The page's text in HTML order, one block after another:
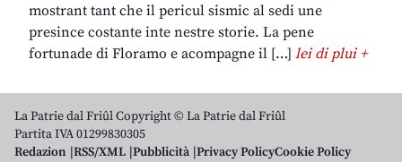
mostrant tant che il pericul sismic al sedi une
presince costante inte nestre storie. La pene
fortunade di Floramo e acompagne il […] lei di plui +
La Patrie dal Friûl Copyright © La Patrie dal Friûl
Partita IVA 01299830305
Redazion RSS/XML Pubblicità Privacy PolicyCookie Policy